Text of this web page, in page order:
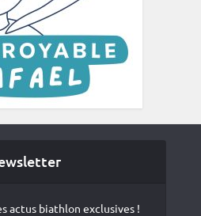
actus biathlon exclusives !